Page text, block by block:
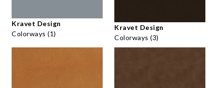
Kravet Design
Colorways (1)
Kravet Design
Colorways (3)